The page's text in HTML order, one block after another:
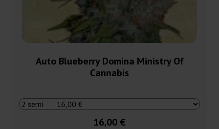
Auto Blueberry Domina Ministry Of
Cannabis
16,00 €